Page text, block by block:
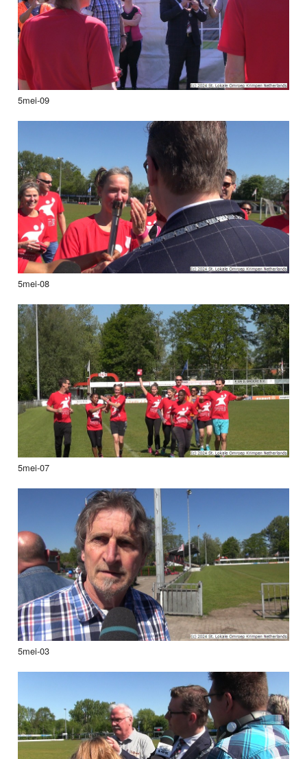
5mei-09
5mei-08
5mei-07
5mei-03